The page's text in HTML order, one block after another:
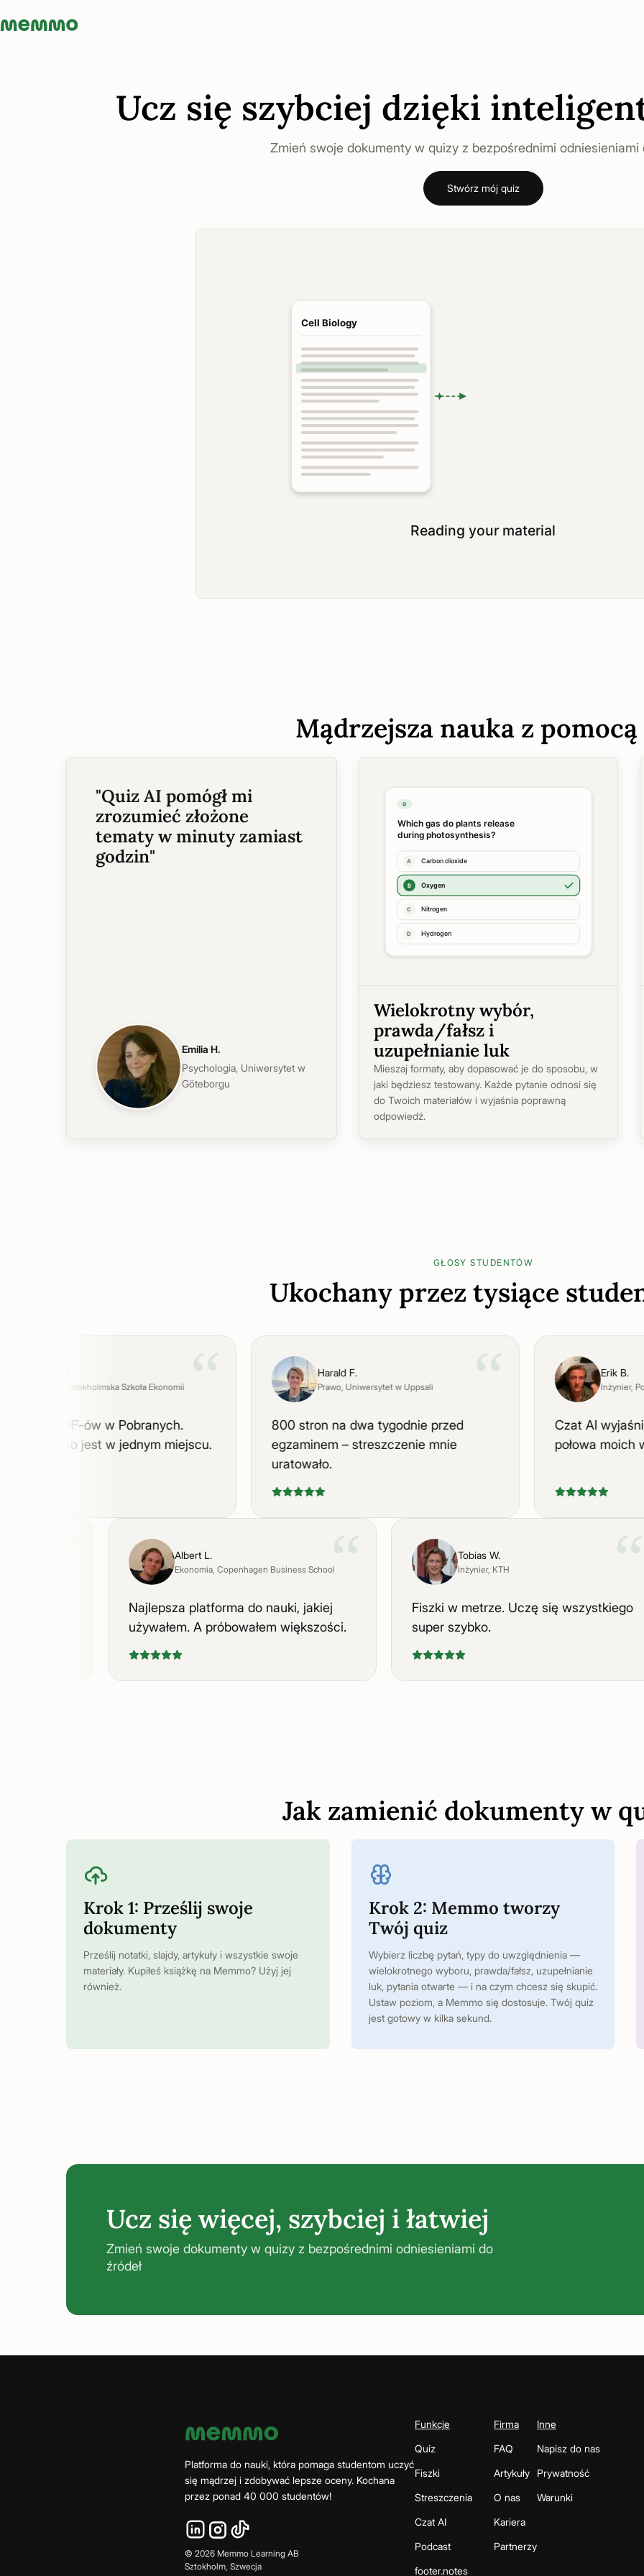
Memmo - AI-verktyg och digital kurslitteratur
Ucz się szybciej dzięki
Zmień swoje dokumenty w quizy z bezpośrednimi odniesieniami
Stwórz mój quiz
Mądrzejsza nauka z
"Quiz AI pomógł mi
zrozumieć złożone
tematy w minuty zamiast
godzin"
Emilia H.
Psychologia, Uniwersytet w
Göteborgu
Wielokrotny wybór,
prawda/fałsz i
uzupełnianie luk
Mieszaj formaty, aby dopasować je do sposobu, w
jaki będziesz testowany. Każde pytanie odnosi się
do Twoich materiałów i wyjaśnia poprawną
odpowiedź.
GŁOSY STUDENTÓW
Ukochany przez tysiące
“
, Sztokholmska Szkoła Ekonomii
40 PDF-ów w Pobranych.
wszystko jest w jednym miejscu.
“
Harald F.
Prawo, Uniwersytet w Uppsali
800 stron na dwa tygodnie przed
egzaminem – streszczenie mnie
uratowało.
Erik B.
Inżynier,
Czat AI wyjaśnia
połowa moich
“
Albert L.
Ekonomia, Copenhagen Business School
Najlepsza platforma do nauki, jakiej
używałem. A próbowałem większości.
Tobias W.
Inżynier, KTH
Fiszki w metrze. Uczę się
super szybko.
Jak zamienić dokumenty w
Krok 1: Prześlij swoje
dokumenty
Prześlij notatki, slajdy, artykuły i wszystkie swoje
materiały. Kupiłeś książkę na Memmo? Użyj jej
również.
Krok 2: Memmo tworzy
Twój quiz
Wybierz liczbę pytań, typy do uwzględnienia —
wielokrotnego wyboru, prawda/fałsz, uzupełnianie
luk, pytania otwarte — i na czym chcesz się skupić.
Ustaw poziom, a Memmo się dostosuje. Twój quiz
jest gotowy w kilka sekund.
Ucz się więcej, szybciej i łatwiej
Zmień swoje dokumenty w quizy z bezpośrednimi odniesieniami do
źródeł
Platforma do nauki, która pomaga studentom uczyć
się mądrzej i zdobywać lepsze oceny. Kochana
przez ponad 40 000 studentów!
© 2026 Memmo Learning AB
Sztokholm, Szwecja
Funkcje
Quiz
Fiszki
Streszczenia
Czat AI
Podcast
footer.notes
Firma
FAQ
Artykuły
O nas
Kariera
Partnerzy
Inne
Napisz do nas
Prywatność
Warunki